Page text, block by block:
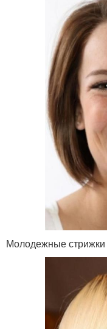
Молодежные стрижки